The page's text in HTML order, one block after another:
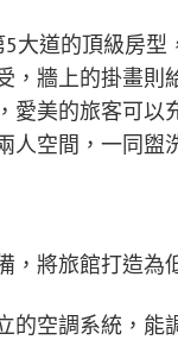
大道的頂級房
，牆上的掛畫則
愛美的旅客可以
人空間，一同盥
，將旅館打造為
的空調系統，